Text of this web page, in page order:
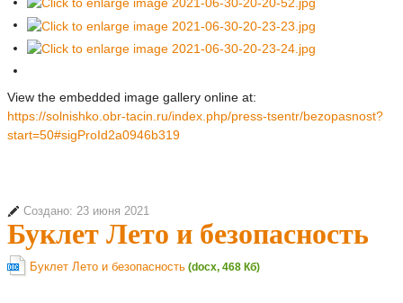
View the embedded image gallery online at:
https://solnishko.obr-tacin.ru/index.php/press-tsentr/bezopasnost?
start=50#sigProId2a0946b319
Создано: 23 июня 2021
Буклет Лето и безопасность
Буклет Лето и безопасность (docx, 468 Кб)